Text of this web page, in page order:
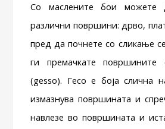
Со маслените бои можете
различни површини: дрво,
пред да почнете со сликање
ги премачкате површините
(gesso). Гесо е боја слична
измазнува површината и
навлезе во површината и